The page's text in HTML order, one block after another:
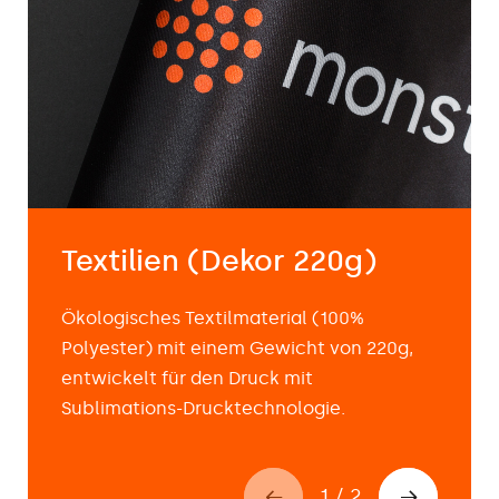
Textilien (Dekor 220g)
Ökologisches Textilmaterial (100%
Polyester) mit einem Gewicht von 220g,
entwickelt für den Druck mit
Sublimations-Drucktechnologie.